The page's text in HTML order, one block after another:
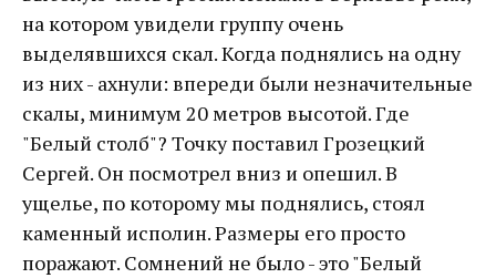
на котором увидели группу очень
выделявшихся скал. Когда поднялись на одну
из них - ахнули: впереди были незначительные
скалы, минимум 20 метров высотой. Где
"Белый столб"? Точку поставил Грозецкий
Сергей. Он посмотрел вниз и опешил. В
ущелье, по которому мы поднялись, стоял
каменный исполин. Размеры его просто
поражают. Сомнений не было - это "Белый